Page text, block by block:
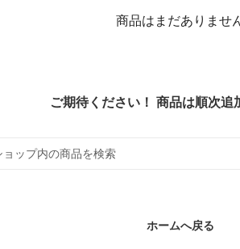
商品はまだありませ
ご期待ください！ 商品は順次追
ホームへ戻る